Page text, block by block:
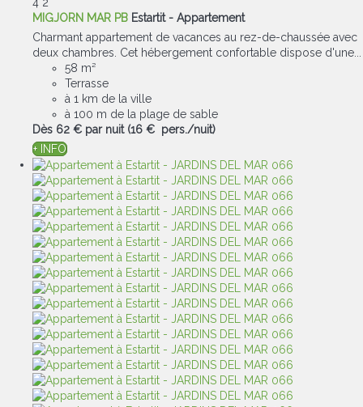
MIGJORN MAR PB Estartit - Appartement
Charmant appartement de vacances au rez-de-chaussée avec
deux chambres. Cet hébergement confortable dispose d'une...
58 m²
Terrasse
à 1 km de la ville
à 100 m de la plage de sable
Dès 62 € par nuit (16 € pers./nuit)
+ INFO